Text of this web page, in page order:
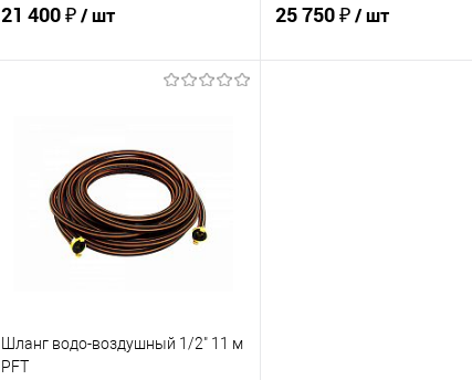
21 400 ₽/ шт
Купить в 1 клик
К сравнению
В избранное
Под заказ
25 750 ₽/ шт
Шланг водо-воздушный 1/2" 11 м
PFT